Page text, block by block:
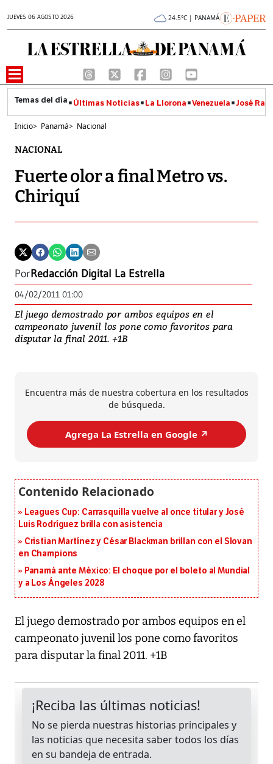
JUEVES 06 AGOSTO 2026 24.5°C | PANAMÁ
Últimas Noticias La Llorona Venezuela José
Inicio> Panamá> Nacional
NACIONAL
Fuerte olor a final Metro vs.
Chiriquí
PorRedacción Digital La Estrella
04/02/2011 01:00
El juego demostrado por ambos equipos en el
campeonato juvenil los pone como favoritos para
disputar la final 2011. +1B
Encuentra más de nuestra cobertura en los resultados
de búsqueda.
Agrega La Estrella en Google ↗️
Leagues Cup: Carrasquilla vuelve al once titular y José
Luis Rodríguez brilla con asistencia
Cristian Martínez y César Blackman brillan con el Slovan
en Champions
Panamá ante México: El choque por el boleto al Mundial
y a Los Ángeles 2028
El juego demostrado por ambos equipos en el
campeonato juvenil los pone como favoritos
para disputar la final 2011. +1B